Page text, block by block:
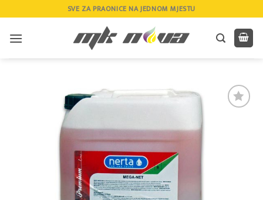
to
content
SVE ZA PRAONICE NA JEDNOM MJESTU